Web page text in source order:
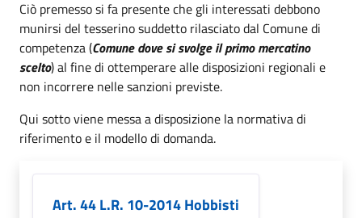
Ciò premesso si fa presente che gli interessati debbono
munirsi del tesserino suddetto rilasciato dal Comune di
competenza (Comune dove si svolge il primo mercatino
scelto) al fine di ottemperare alle disposizioni regionali e
non incorrere nelle sanzioni previste.
Qui sotto viene messa a disposizione la normativa di
riferimento e il modello di domanda.
Art. 44 L.R. 10-2014 Hobbisti